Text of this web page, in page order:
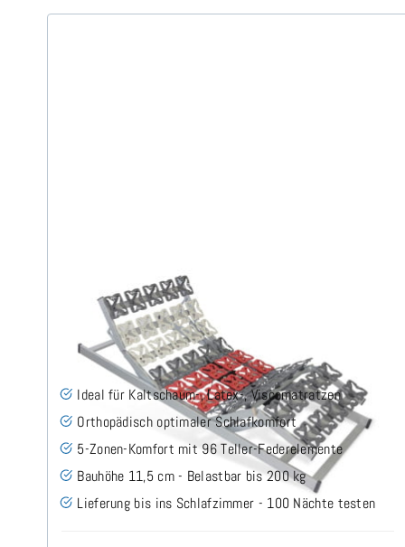
Cirro EKFV - Tellerlattenrost 140x220 cm
Ideal für Kaltschaum-, Latex-, Viscomatratzen
Orthopädisch optimaler Schlafkomfort
5-Zonen-Komfort mit 96 Teller-Federelemente
Bauhöhe 11,5 cm - Belastbar bis 200 kg
Lieferung bis ins Schlafzimmer - 100 Nächte testen